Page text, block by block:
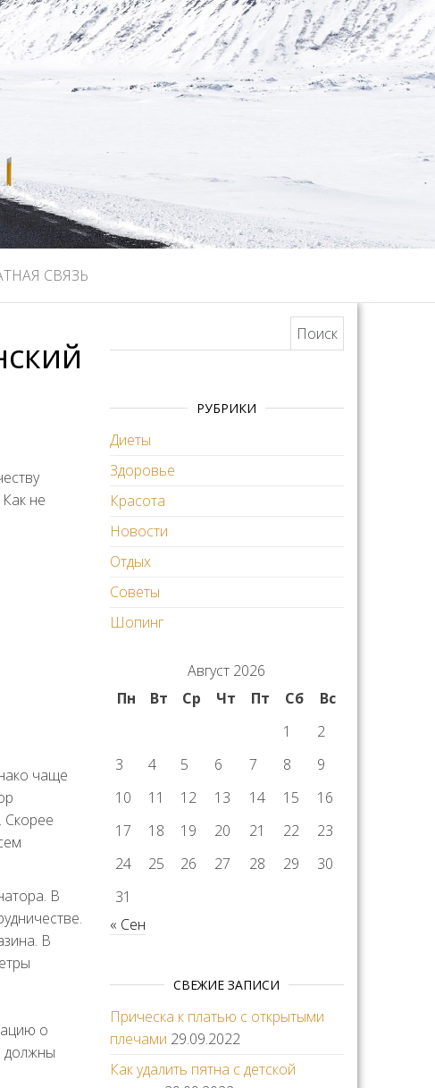
СВЯЗЬ
не
чаще
Скорее
В
В
о
должны
РУБРИКИ
Диеты
Здоровье
Красота
Новости
Отдых
Советы
Шопинг
Август 2026
Пн
Вт Ср Чт Пт Сб
Вс
1
2
3
4 5 6 7 8
9
10
11 12 13 14 15
16
17
18 19 20 21 22
23
24
25 26 27 28 29
30
31
« Сен
СВЕЖИЕ ЗАПИСИ
Прическа к платью с открытыми
плечами 29.09.2022
Как удалить пятна с детской